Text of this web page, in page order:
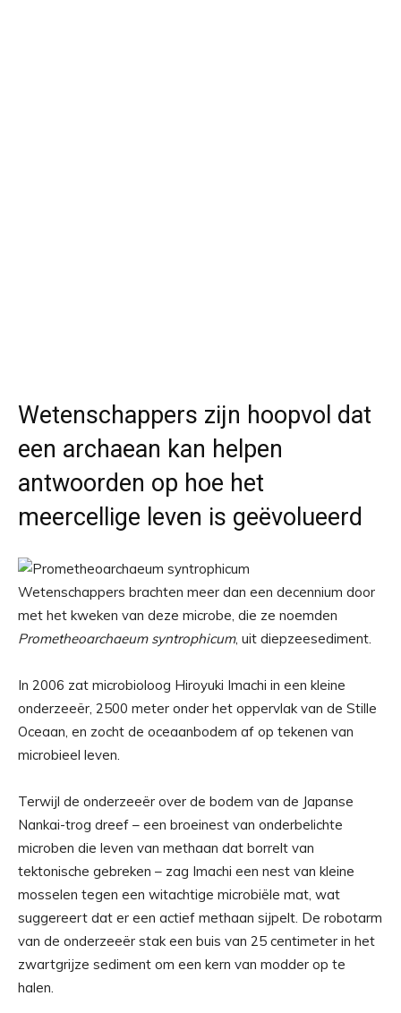
Wetenschappers zijn hoopvol dat
een archaean kan helpen
antwoorden op hoe het
meercellige leven is geëvolueerd
Wetenschappers brachten meer dan een decennium door
met het kweken van deze microbe, die ze noemden
Prometheoarchaeum syntrophicum, uit diepzeesediment.
In 2006 zat microbioloog Hiroyuki Imachi in een kleine
onderzeeër, 2500 meter onder het oppervlak van de Stille
Oceaan, en zocht de oceaanbodem af op tekenen van
microbieel leven.
Terwijl de onderzeeër over de bodem van de Japanse
Nankai-trog dreef – een broeinest van onderbelichte
microben die leven van methaan dat borrelt van
tektonische gebreken – zag Imachi een nest van kleine
mosselen tegen een witachtige microbiële mat, wat
suggereert dat er een actief methaan sijpelt. De robotarm
van de onderzeeër stak een buis van 25 centimeter in het
zwartgrijze sediment om een ​​kern van modder op te
halen.